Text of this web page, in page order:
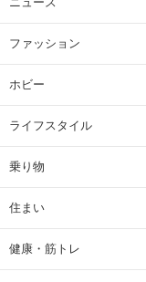
ファッション
ホビー
ライフスタイル
乗り物
住まい
健康・筋トレ